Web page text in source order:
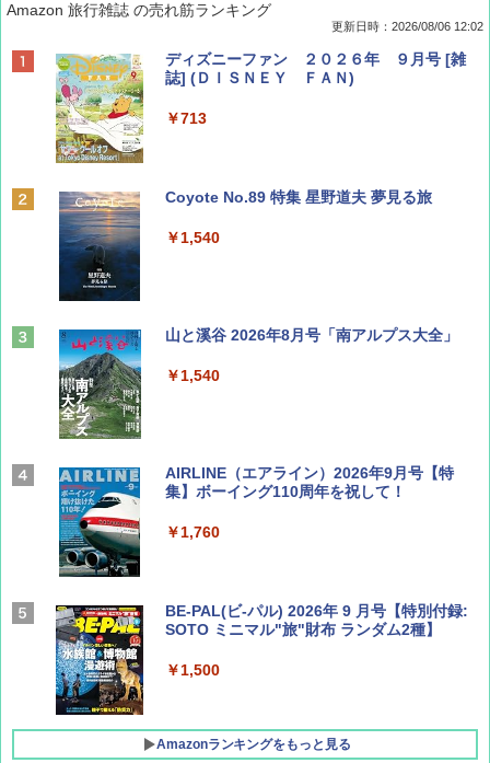
Amazon 旅行雑誌 の売れ筋ランキング
更新日時：2026/08/06 12:02
ディズニーファン ２０２６年 ９月号 [雑
誌] (ＤＩＳＮＥＹ ＦＡＮ)
￥713
Coyote No.89 特集 星野道夫 夢見る旅
￥1,540
山と溪谷 2026年8月号「南アルプス大全」
￥1,540
AIRLINE（エアライン）2026年9月号【特
集】ボーイング110周年を祝して！
￥1,760
BE-PAL(ビ-パル) 2026年 9 月号【特別付録:
SOTO ミニマル"旅"財布 ランダム2種】
￥1,500
Amazonランキングをもっと見る